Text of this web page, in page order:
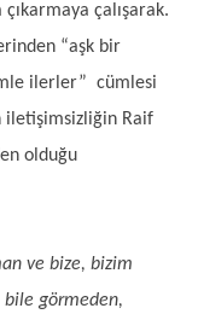
çalışarak.
“aşk bir
ilerler” cümlesi
iletişimsizliğin Raif
olduğu
ve bize, bizim
bile görmeden,